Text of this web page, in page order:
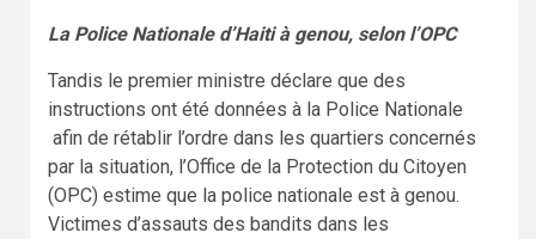
La Police Nationale d’Haiti à genou, selon l’OPC
Tandis le premier ministre déclare que des
instructions ont été données à la Police Nationale
afin de rétablir l’ordre dans les quartiers concernés
par la situation, l’Office de la Protection du Citoyen
(OPC) estime que la police nationale est à genou.
Victimes d’assauts des bandits dans les